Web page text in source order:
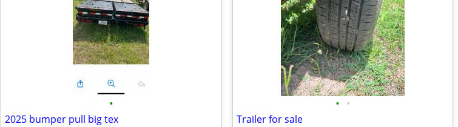
•
2025 bumper pull big tex
• •
Trailer for sale